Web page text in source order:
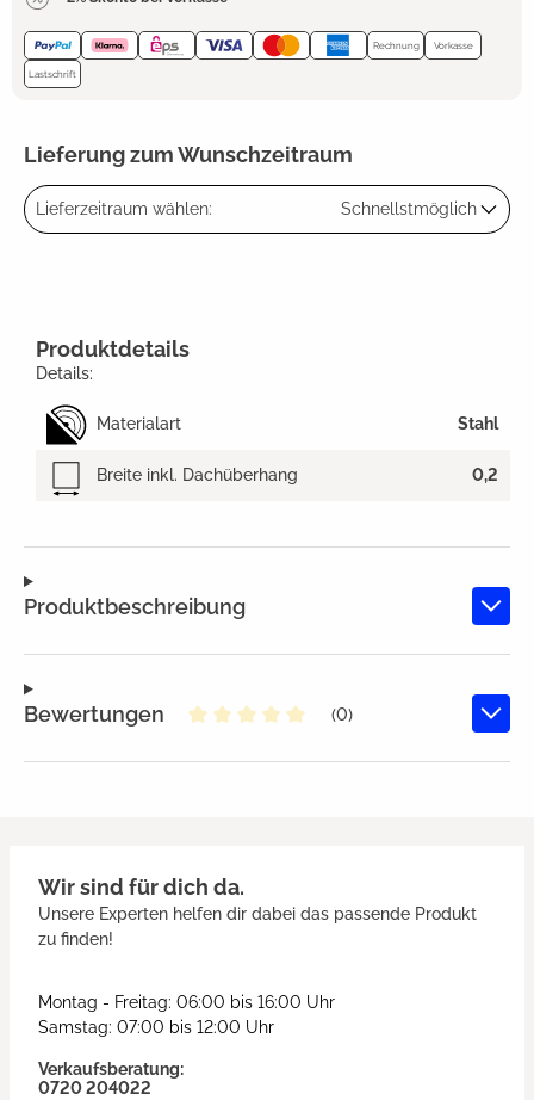
Rechnung Vorkasse
Lastschrift
Lieferung zum Wunschzeitraum
Lieferzeitraum wählen: Schnellstmöglich
Produktbeschreibung
Bewertungen
(0)
Produktdetails
Details:
Materialart Stahl
Breite inkl. Dachüberhang 0,2
Wir sind für dich da.
Unsere Experten helfen dir dabei das passende Produkt
zu finden!
Montag - Freitag: 06:00 bis 16:00 Uhr
Samstag: 07:00 bis 12:00 Uhr
Verkaufsberatung:
0720 204022